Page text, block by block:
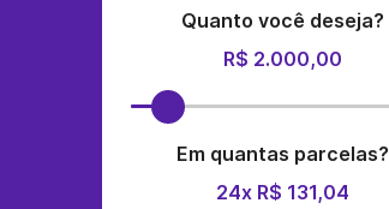
Quanto você deseja?
R$ 2.000,00
Em quantas parcelas?
24x R$ 131,04